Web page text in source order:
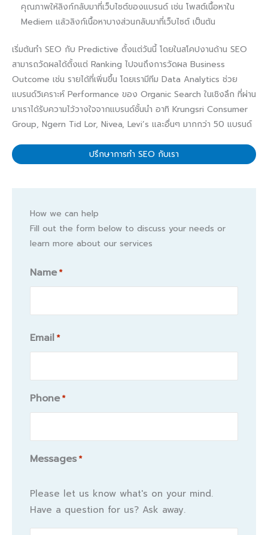
คุณภาพให้ลิงก์กลับมาที่เว็บไซต์ของแบรนด์ เช่น โพสต์เนื้อหาใน
Mediem แล้วลิงก์เนื้อหาบางส่วนกลับมาที่เว็บไซต์ เป็นต้น
เริ่มต้นทำ SEO กับ Predictive ตั้งแต่วันนี้ โดยในสโคปงานด้าน SEO
สามารถวัดผลได้ตั้งแต่ Ranking ไปจนถึงการวัดผล Business
Outcome เช่น รายได้ที่เพิ่มขึ้น โดยเรามีทีม Data Analytics ช่วย
แบรนด์วิเคราะห์ Performance ของ Organic Search ในเชิงลึก ที่ผ่าน
มาเราได้รับความไว้วางใจจากแบรนด์ชั้นนำ อาทิ Krungsri Consumer
Group, Ngern Tid Lor, Nivea, Levi’s และอื่นๆ มากกว่า 50 แบรนด์
ปรึกษาการทำ SEO กับเรา
How we can help
Fill out the form below to discuss your needs or
learn more about our services
Name *
Name
Email *
Phone *
Messages *
Please let us know what's on your mind.
Have a question for us? Ask away.